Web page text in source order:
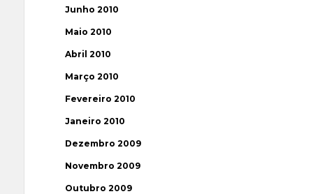
Junho 2010
Maio 2010
Abril 2010
Março 2010
Fevereiro 2010
Janeiro 2010
Dezembro 2009
Novembro 2009
Outubro 2009